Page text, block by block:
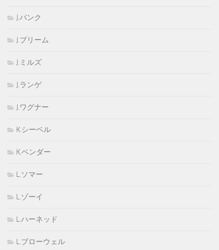
J.バンク
J.ブリーム
J.ミルズ
J.ランゲ
J.ワグナー
K.シーベル
K.ベンダー
L.ソマー
L.ゾーイ
L.ハーネッド
L.ブローウェル